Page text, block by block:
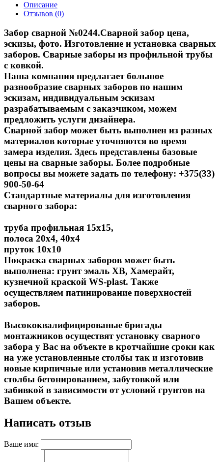
Описание
Отзывов (0)
Забор сварной №0244.Сварной забор цена,
эскизы, фото. Изготовление и установка сварных
заборов. Сварные заборы из профильной трубы
с ковкой.
Наша компания предлагает большое
разнообразие сварных заборов по нашим
эскизам, индивидуальным эскизам
разрабатываемым с заказчиком, можем
предложить услуги дизайнера.
Сварной забор может быть выполнен из разных
материалов которые уточняются во время
замера изделия. Здесь представлены базовые
цены на сварные заборы. Более подробные
вопросы вы можете задать по телефону: +375(33)
900-50-64
Стандартные материалы для изготовления
сварного забора:
труба профильная 15х15,
полоса 20х4, 40х4
пруток 10х10
Покраска сварных заборов может быть
выполнена: грунт эмаль ХВ, Хамерайт,
кузнечной краской WS-plast. Также
осуществляем патинирование поверхностей
заборов.
Высококвалифицированые бригады
монтажников осуществят установку сварного
забора у Вас на объекте в кротчайшие сроки как
на уже установленные столбы так и изготовив
новые кирпичные или установив металлические
столбы бетонированием, забутовкой или
забивкой в зависимости от условий грунтов на
Вашем объекте.
Написать отзыв
Ваше имя: